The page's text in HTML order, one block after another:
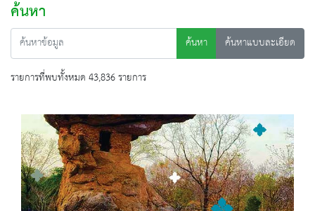
ค้นหา
ค้นหา
ค้นหาแบบละเอียด
รายการที่พบทั้งหมด 43,836 รายการ